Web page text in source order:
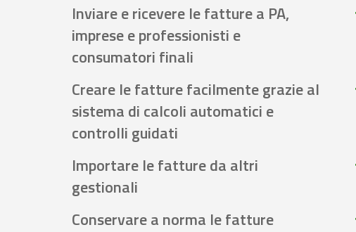
Inviare e ricevere le fatture a PA,
imprese e professionisti e
consumatori finali
Creare le fatture facilmente grazie al
sistema di calcoli automatici e
controlli guidati
Importare le fatture da altri
gestionali
Conservare a norma le fatture